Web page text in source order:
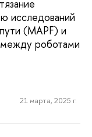
исследований
(MAPF) и
роботами
21 марта, 2025 г.